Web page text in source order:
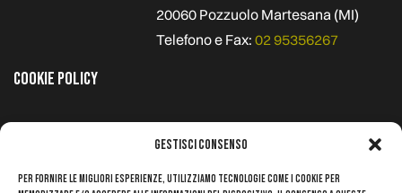
Gestisci Consenso
Per fornire le migliori esperienze, utilizziamo tecnologie come i cookie per
20060 Pozzuolo Martesana (MI)
Telefono e Fax: 02 95356267
Cookie Policy